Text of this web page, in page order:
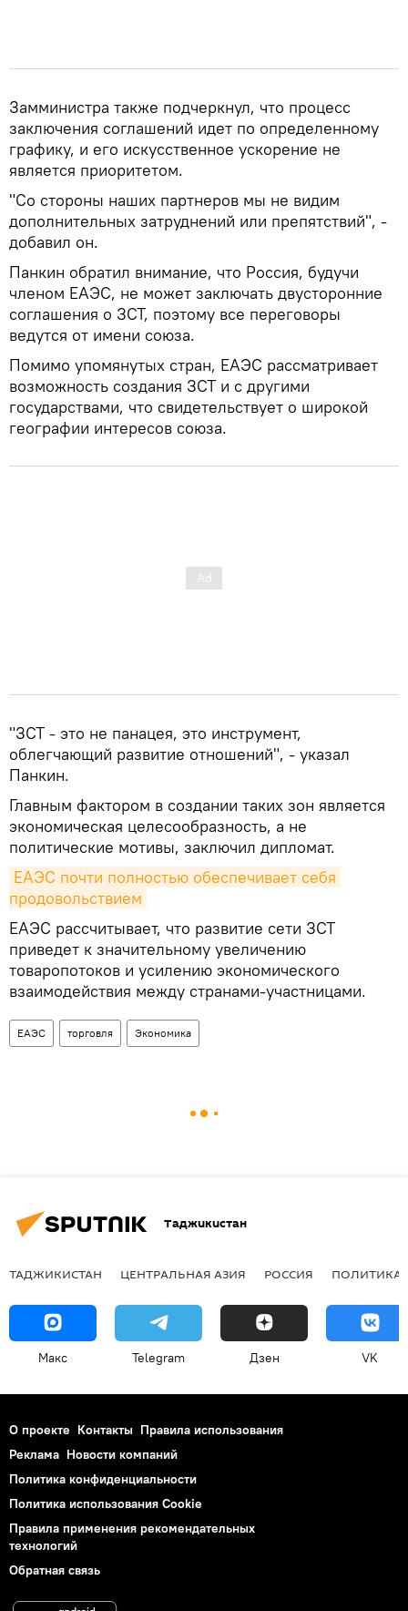
Замминистра также подчеркнул, что процесс
заключения соглашений идет по определенному
графику, и его искусственное ускорение не
является приоритетом.
"Со стороны наших партнеров мы не видим
дополнительных затруднений или препятствий", -
добавил он.
Панкин обратил внимание, что Россия, будучи
членом ЕАЭС, не может заключать двусторонние
соглашения о ЗСТ, поэтому все переговоры
ведутся от имени союза.
Помимо упомянутых стран, ЕАЭС рассматривает
возможность создания ЗСТ и с другими
государствами, что свидетельствует о широкой
географии интересов союза.
"ЗСТ - это не панацея, это инструмент,
облегчающий развитие отношений", - указал
Панкин.
Главным фактором в создании таких зон является
экономическая целесообразность, а не
политические мотивы, заключил дипломат.
ЕАЭС почти полностью обеспечивает себя
продовольствием
ЕАЭС рассчитывает, что развитие сети ЗСТ
приведет к значительному увеличению
товаропотоков и усилению экономического
взаимодействия между странами-участницами.
ЕАЭС торговля Экономика
Таджикистан
ТАДЖИКИСТАН ЦЕНТРАЛЬНАЯ АЗИЯ РОССИЯ ПОЛИТИКА
Макс Telegram Дзен VK
О проекте Контакты Правила использования
Реклама Новости компаний
Политика конфиденциальности
Политика использования Cookie
Правила применения рекомендательных
технологий
Обратная связь